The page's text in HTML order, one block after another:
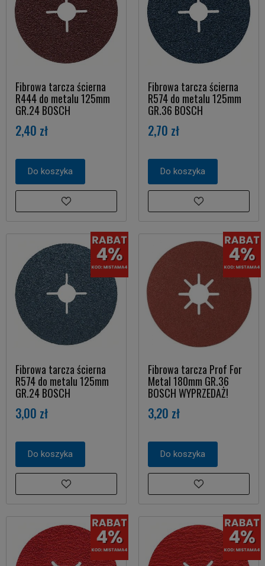
Fibrowa tarcza ścierna
R444 do metalu 125mm
GR.24 BOSCH
2,40 zł
Do koszyka
Fibrowa tarcza ścierna
R574 do metalu 125mm
GR.36 BOSCH
2,70 zł
Do koszyka
Fibrowa tarcza ścierna
R574 do metalu 125mm
GR.24 BOSCH
3,00 zł
Do koszyka
Fibrowa tarcza Prof For
Metal 180mm GR.36
BOSCH WYPRZEDAŻ!
3,20 zł
Do koszyka